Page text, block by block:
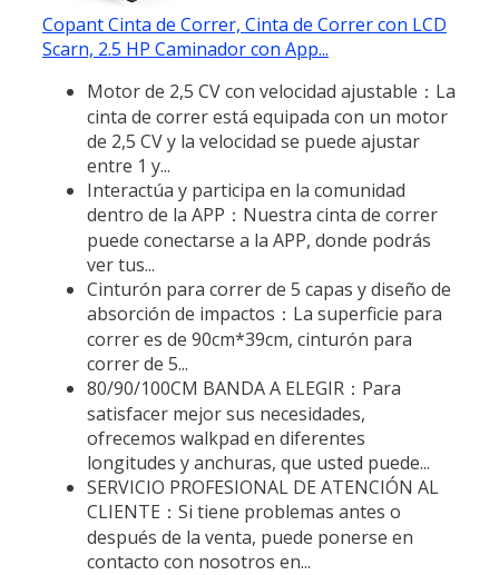
Copant Cinta de Correr, Cinta de Correr con LCD
Scarn, 2.5 HP Caminador con App...
Motor de 2,5 CV con velocidad ajustable：La
cinta de correr está equipada con un motor
de 2,5 CV y la velocidad se puede ajustar
entre 1 y...
Interactúa y participa en la comunidad
dentro de la APP：Nuestra cinta de correr
puede conectarse a la APP, donde podrás
ver tus...
Cinturón para correr de 5 capas y diseño de
absorción de impactos：La superficie para
correr es de 90cm*39cm, cinturón para
correr de 5...
80/90/100CM BANDA A ELEGIR：Para
satisfacer mejor sus necesidades,
ofrecemos walkpad en diferentes
longitudes y anchuras, que usted puede...
SERVICIO PROFESIONAL DE ATENCIÓN AL
CLIENTE：Si tiene problemas antes o
después de la venta, puede ponerse en
contacto con nosotros en...